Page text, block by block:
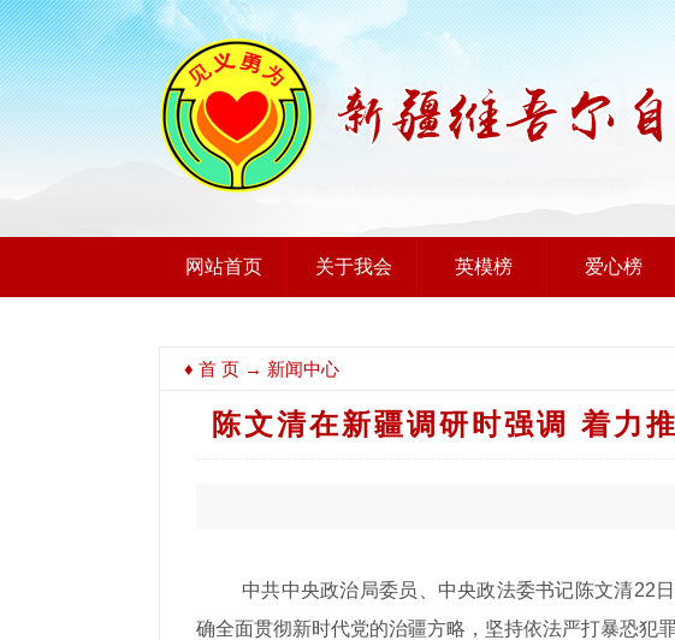
网站首页 关于我会 英模榜 爱心榜
♦ 首 页 → 新闻中心
陈文清在新疆调研时强调 着力
中共中央政治局委员、中央政法委书记陈文清22
确全面贯彻新时代党的治疆方略，坚持依法严打暴恐犯